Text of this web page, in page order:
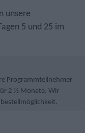
unsere
5 und 25 im
Programmteilnehmer
2 ½ Monate. Wir